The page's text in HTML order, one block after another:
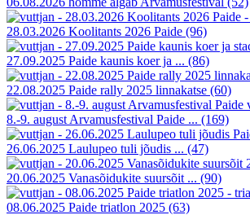
28.03.2026 Koolitants 2026 Paide (96)
27.09.2025 Paide kaunis koer ja ... (86)
22.08.2025 Paide rally 2025 linnakatse (60)
8.-9. august Arvamusfestival Paide ... (169)
26.06.2025 Laulupeo tuli jõudis ... (47)
20.06.2025 Vanasõidukite suursõit ... (90)
08.06.2025 Paide triatlon 2025 (63)